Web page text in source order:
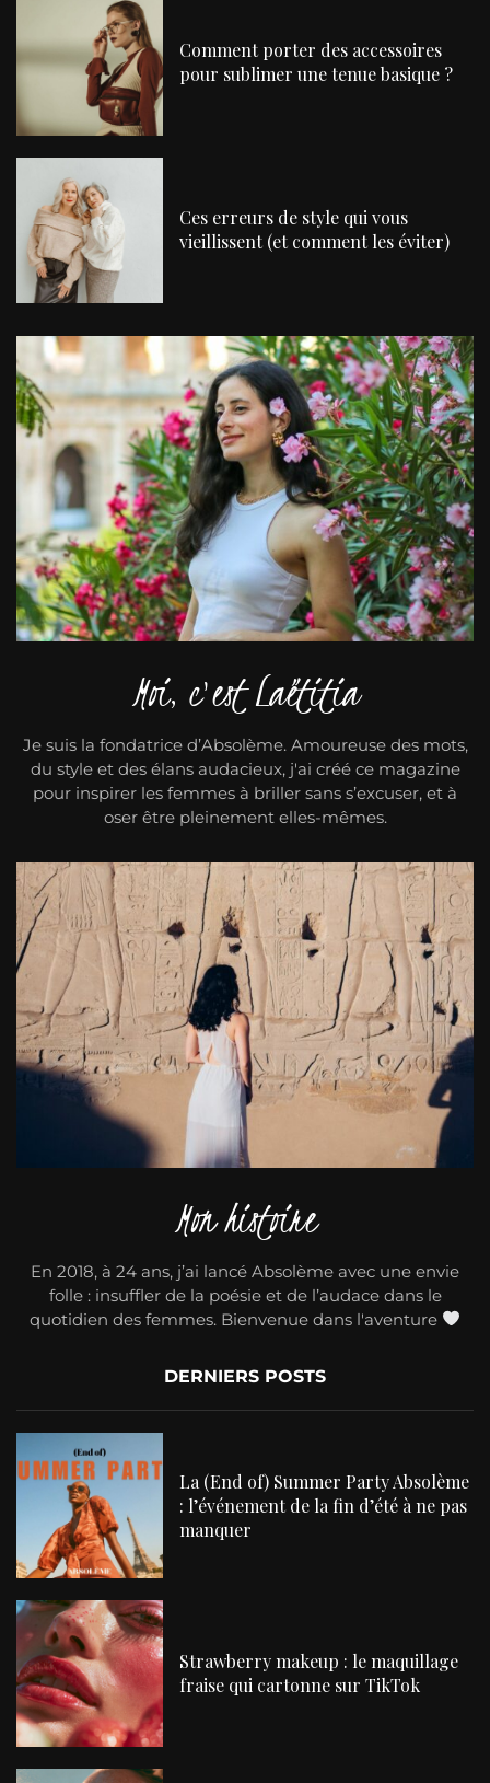
Comment porter des accessoires
pour sublimer une tenue basique ?
Ces erreurs de style qui vous
vieillissent (et comment les éviter)
Moi, c'est Laëtitia
Je suis la fondatrice d’Absolème. Amoureuse des mots,
du style et des élans audacieux, j'ai créé ce magazine
pour inspirer les femmes à briller sans s’excuser, et à
oser être pleinement elles-mêmes.
Mon histoire
En 2018, à 24 ans, j’ai lancé Absolème avec une envie
folle : insuffler de la poésie et de l’audace dans le
quotidien des femmes. Bienvenue dans l'aventure
DERNIERS POSTS
La (End of) Summer Party Absolème
: l’événement de la fin d’été à ne pas
manquer
Strawberry makeup : le maquillage
fraise qui cartonne sur TikTok